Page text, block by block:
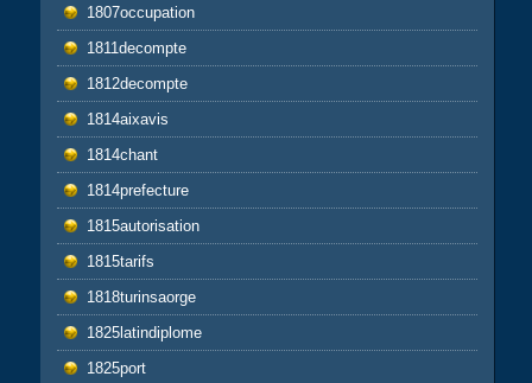
1807occupation
1811decompte
1812decompte
1814aixavis
1814chant
1814prefecture
1815autorisation
1815tarifs
1818turinsaorge
1825latindiplome
1825port